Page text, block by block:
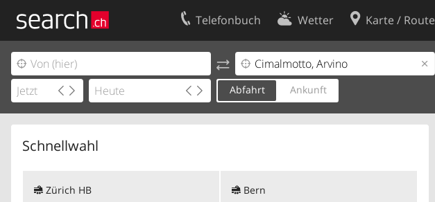
Telefonbuch Wetter Karte / Route
Abfahrt Ankunft
Schnellwahl
Zürich HB Bern
Ihr Eintrag
Kundencenter Geschäftskunden
Kontakt
Nutzungsbedingungen